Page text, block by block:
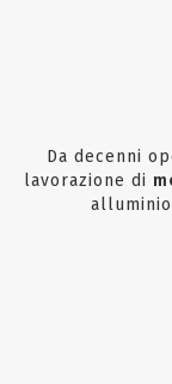
Da decenni
lavorazione di